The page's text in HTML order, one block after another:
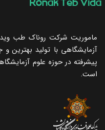
ماموریت شرکت روناک طب
آزمایشگاهی با تولید بهترین
پیشرفته در حوزه علوم
است.